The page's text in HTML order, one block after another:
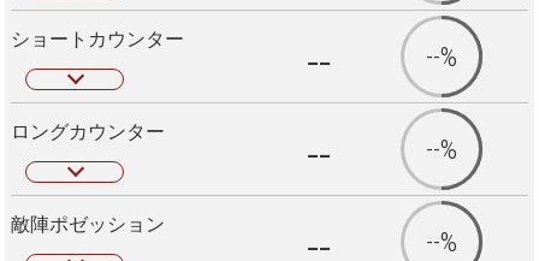
ショートカウンター -- --%
ロングカウンター -- --%
敵陣ポゼッション -- --%